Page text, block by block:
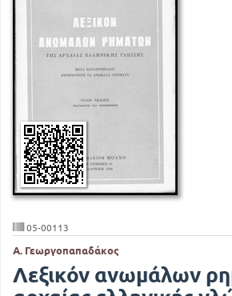
05-00113
Α. Γεωργοπαπαδάκος
Λεξικόν ανωμάλων